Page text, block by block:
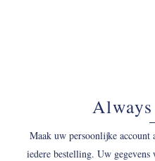
Maak uw persoonlijke account
iedere bestelling. Uw